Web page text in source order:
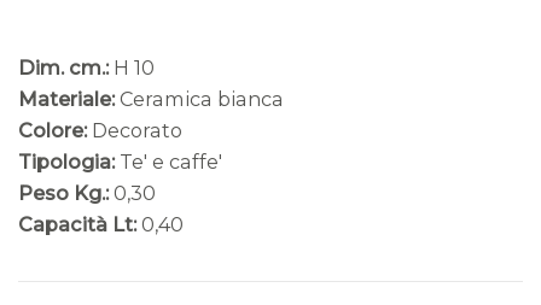
Dim. cm.: H 10
Materiale: Ceramica bianca
Colore: Decorato
Tipologia: Te' e caffe'
Peso Kg.: 0,30
Capacità Lt: 0,40